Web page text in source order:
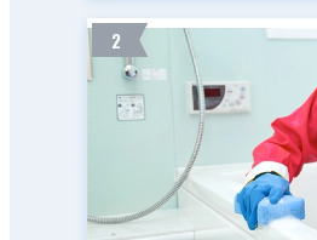
2